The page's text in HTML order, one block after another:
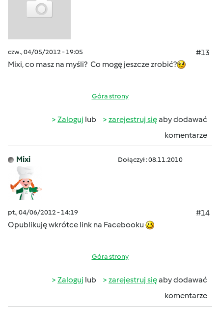
czw., 04/05/2012 - 19:05
#13
Mixi, co masz na myśli? Co mogę jeszcze zrobić?
Góra strony
Zaloguj lub zarejestruj sięaby dodawać
komentarze
Mixi Dołączył : 08.11.2010
pt., 04/06/2012 - 14:19
#14
Opublikuję wkrótce link na Facebooku
Góra strony
Zaloguj lub zarejestruj sięaby dodawać
komentarze